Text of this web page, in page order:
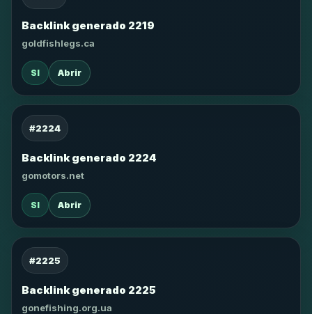
Backlink generado 2219
goldfishlegs.ca
SI Abrir
#2224
Backlink generado 2224
gomotors.net
SI Abrir
#2225
Backlink generado 2225
gonefishing.org.ua